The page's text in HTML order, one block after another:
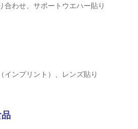
合わせ、サポートウエハー貼り
インプリント）、レンズ貼り